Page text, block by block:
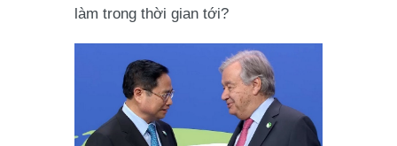
làm trong thời gian tới?